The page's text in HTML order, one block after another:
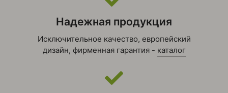
Надежная продукция
Исключительное качество, европейский
дизайн, фирменная гарантия - каталог